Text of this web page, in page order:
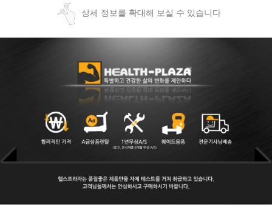
상세 정보를 확대해 보실 수 있습니다